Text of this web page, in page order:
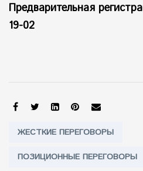
Предварительная
19-02
SHARE:
Tags:
ЖЕСТКИЕ ПЕРЕГОВОРЫ
ПОЗИЦИОННЫЕ ПЕРЕГОВОРЫ